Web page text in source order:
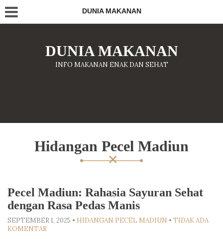
DUNIA MAKANAN
DUNIA MAKANAN
INFO MAKANAN ENAK DAN SEHAT
Hidangan Pecel Madiun
Pecel Madiun: Rahasia Sayuran Sehat
dengan Rasa Pedas Manis
SEPTEMBER 1, 2025 • HIDANGAN PECEL MADIUN • TIDAK ADA
KOMENTAR